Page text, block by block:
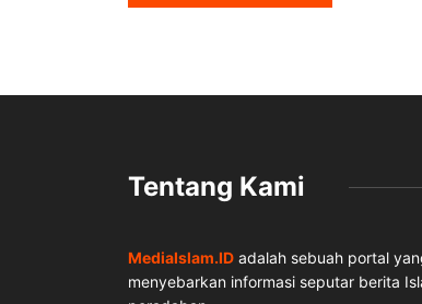
Tentang Kami
MediaIslam.ID adalah sebuah portal
menyebarkan informasi seputar berita